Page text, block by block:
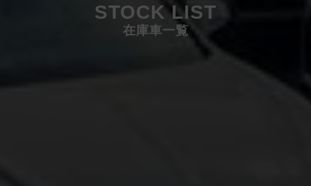
STOCK LIST
在庫車一覧